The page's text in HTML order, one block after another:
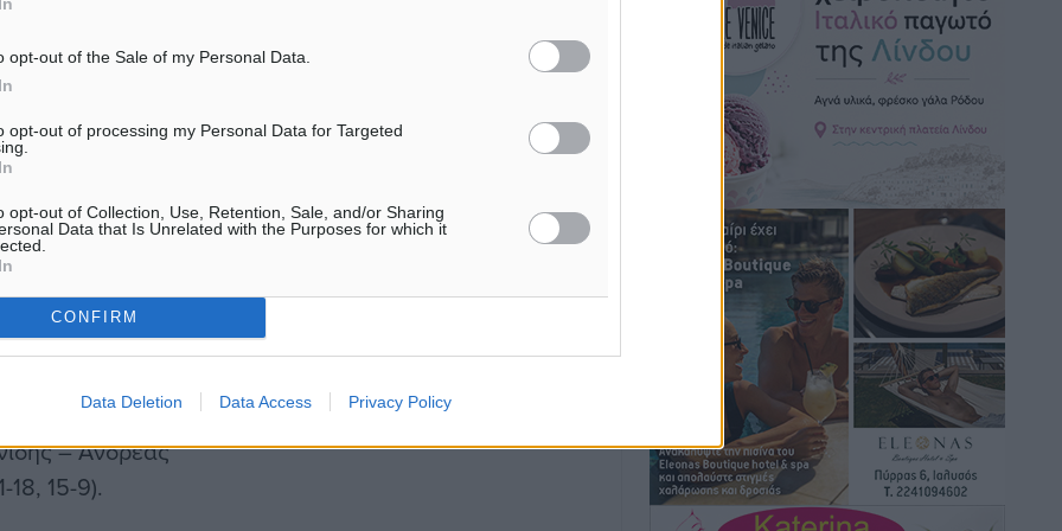
opt-out of the Sale of my Personal Data.
opt-out of processing my Personal Data for Targeted
opt-out of Collection, Use, Retention, Sale, and/or Sharing
Data that Is Unrelated with the Purposes for which it
CONFIRM
Data Deletion Data Access Privacy Policy
παιχνίδι.
Εμείς ήμασταν πολύ
έτοιμοι. Θέλουμε να
έλλειπαν από το
τον καλύτερο τους
χώρα μας και τους
– Ανδρέας
18, 15-9).
Αθλητικά• πριν 31 λεπτά
Η Μανίσα πήρε Buie και Davis
Αθλητικά• πριν 32 λεπτά
Γ.Σ. Ηπιόνη: «Προπονητική ομάδα με
εμπειρία, επιστημονική γνώση και
σύγχρονες μεθόδους»
Αθλητικά• πριν 34 λεπτά
Α.Σ. Ρόδος: Ξανά στα «πράσινα» ο
Νίκος Κοντίτσης
• πριν 37 λεπτά
Συναυλία Μάριου Φραγκούλη –
Γιώργου Περρή στην Κάσο
Πολιτιστικά• πριν 48 λεπτά